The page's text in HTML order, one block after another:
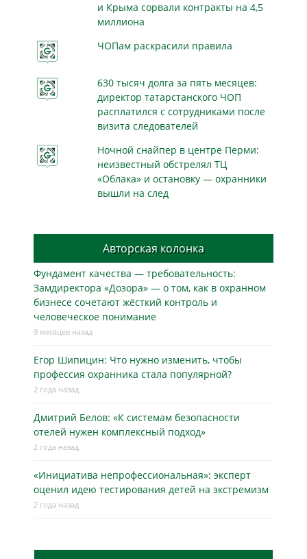
и Крыма сорвали контракты на 4,5
миллиона
ЧОПам раскрасили правила
630 тысяч долга за пять месяцев:
директор татарстанского ЧОП
расплатился с сотрудниками после
визита следователей
Ночной снайпер в центре Перми:
неизвестный обстрелял ТЦ
«Облака» и остановку — охранники
вышли на след
Авторская колонка
Фундамент качества — требовательность:
Замдиректора «Дозора» — о том, как в охранном
бизнесe сочетают жёсткий контроль и
человеческое понимание
9 месяцев назад
Егор Шипицин: Что нужно изменить, чтобы
профессия охранника стала популярной?
2 года назад
Дмитрий Белов: «К системам безопасности
отелей нужен комплексный подход»
2 года назад
«Инициатива непрофессиональная»: эксперт
оценил идею тестирования детей на экстремизм
2 года назад